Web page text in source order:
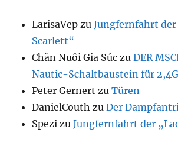
LarisaVep zuJungfernfahrt der
Scarlett“
Chăn Nuôi Gia Súc zuDER
Nautic-Schaltbaustein für
Peter Gernert zuTüren
DanielCouth zuDer
Spezi zuJungfernfahrt der